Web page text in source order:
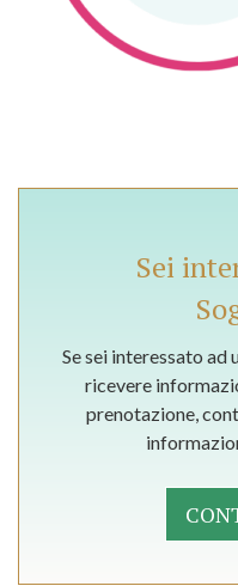
Sei
Se sei interessato ad
ricevere
prenotazione,